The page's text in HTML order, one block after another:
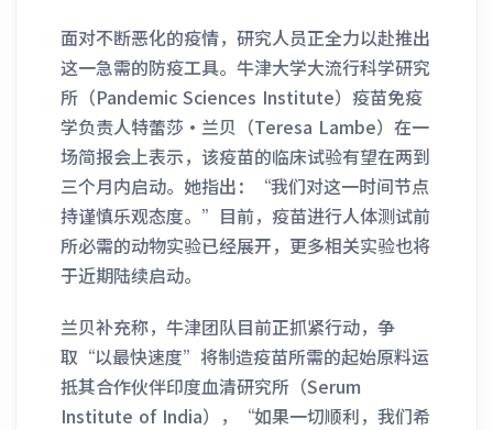
面对不断恶化的疫情，研究人员正全力以赴推出
这一急需的防疫工具。牛津大学大流行科学研究
所（Pandemic Sciences Institute）疫苗免疫
学负责人特蕾莎·兰贝（Teresa Lambe）在一
场简报会上表示，该疫苗的临床试验有望在两到
三个月内启动。她指出：“我们对这一时间节点
持谨慎乐观态度。”目前，疫苗进行人体测试前
所必需的动物实验已经展开，更多相关实验也将
于近期陆续启动。
兰贝补充称，牛津团队目前正抓紧行动，争
取“以最快速度”将制造疫苗所需的起始原料运
抵其合作伙伴印度血清研究所（Serum
Institute of India），“如果一切顺利，我们希